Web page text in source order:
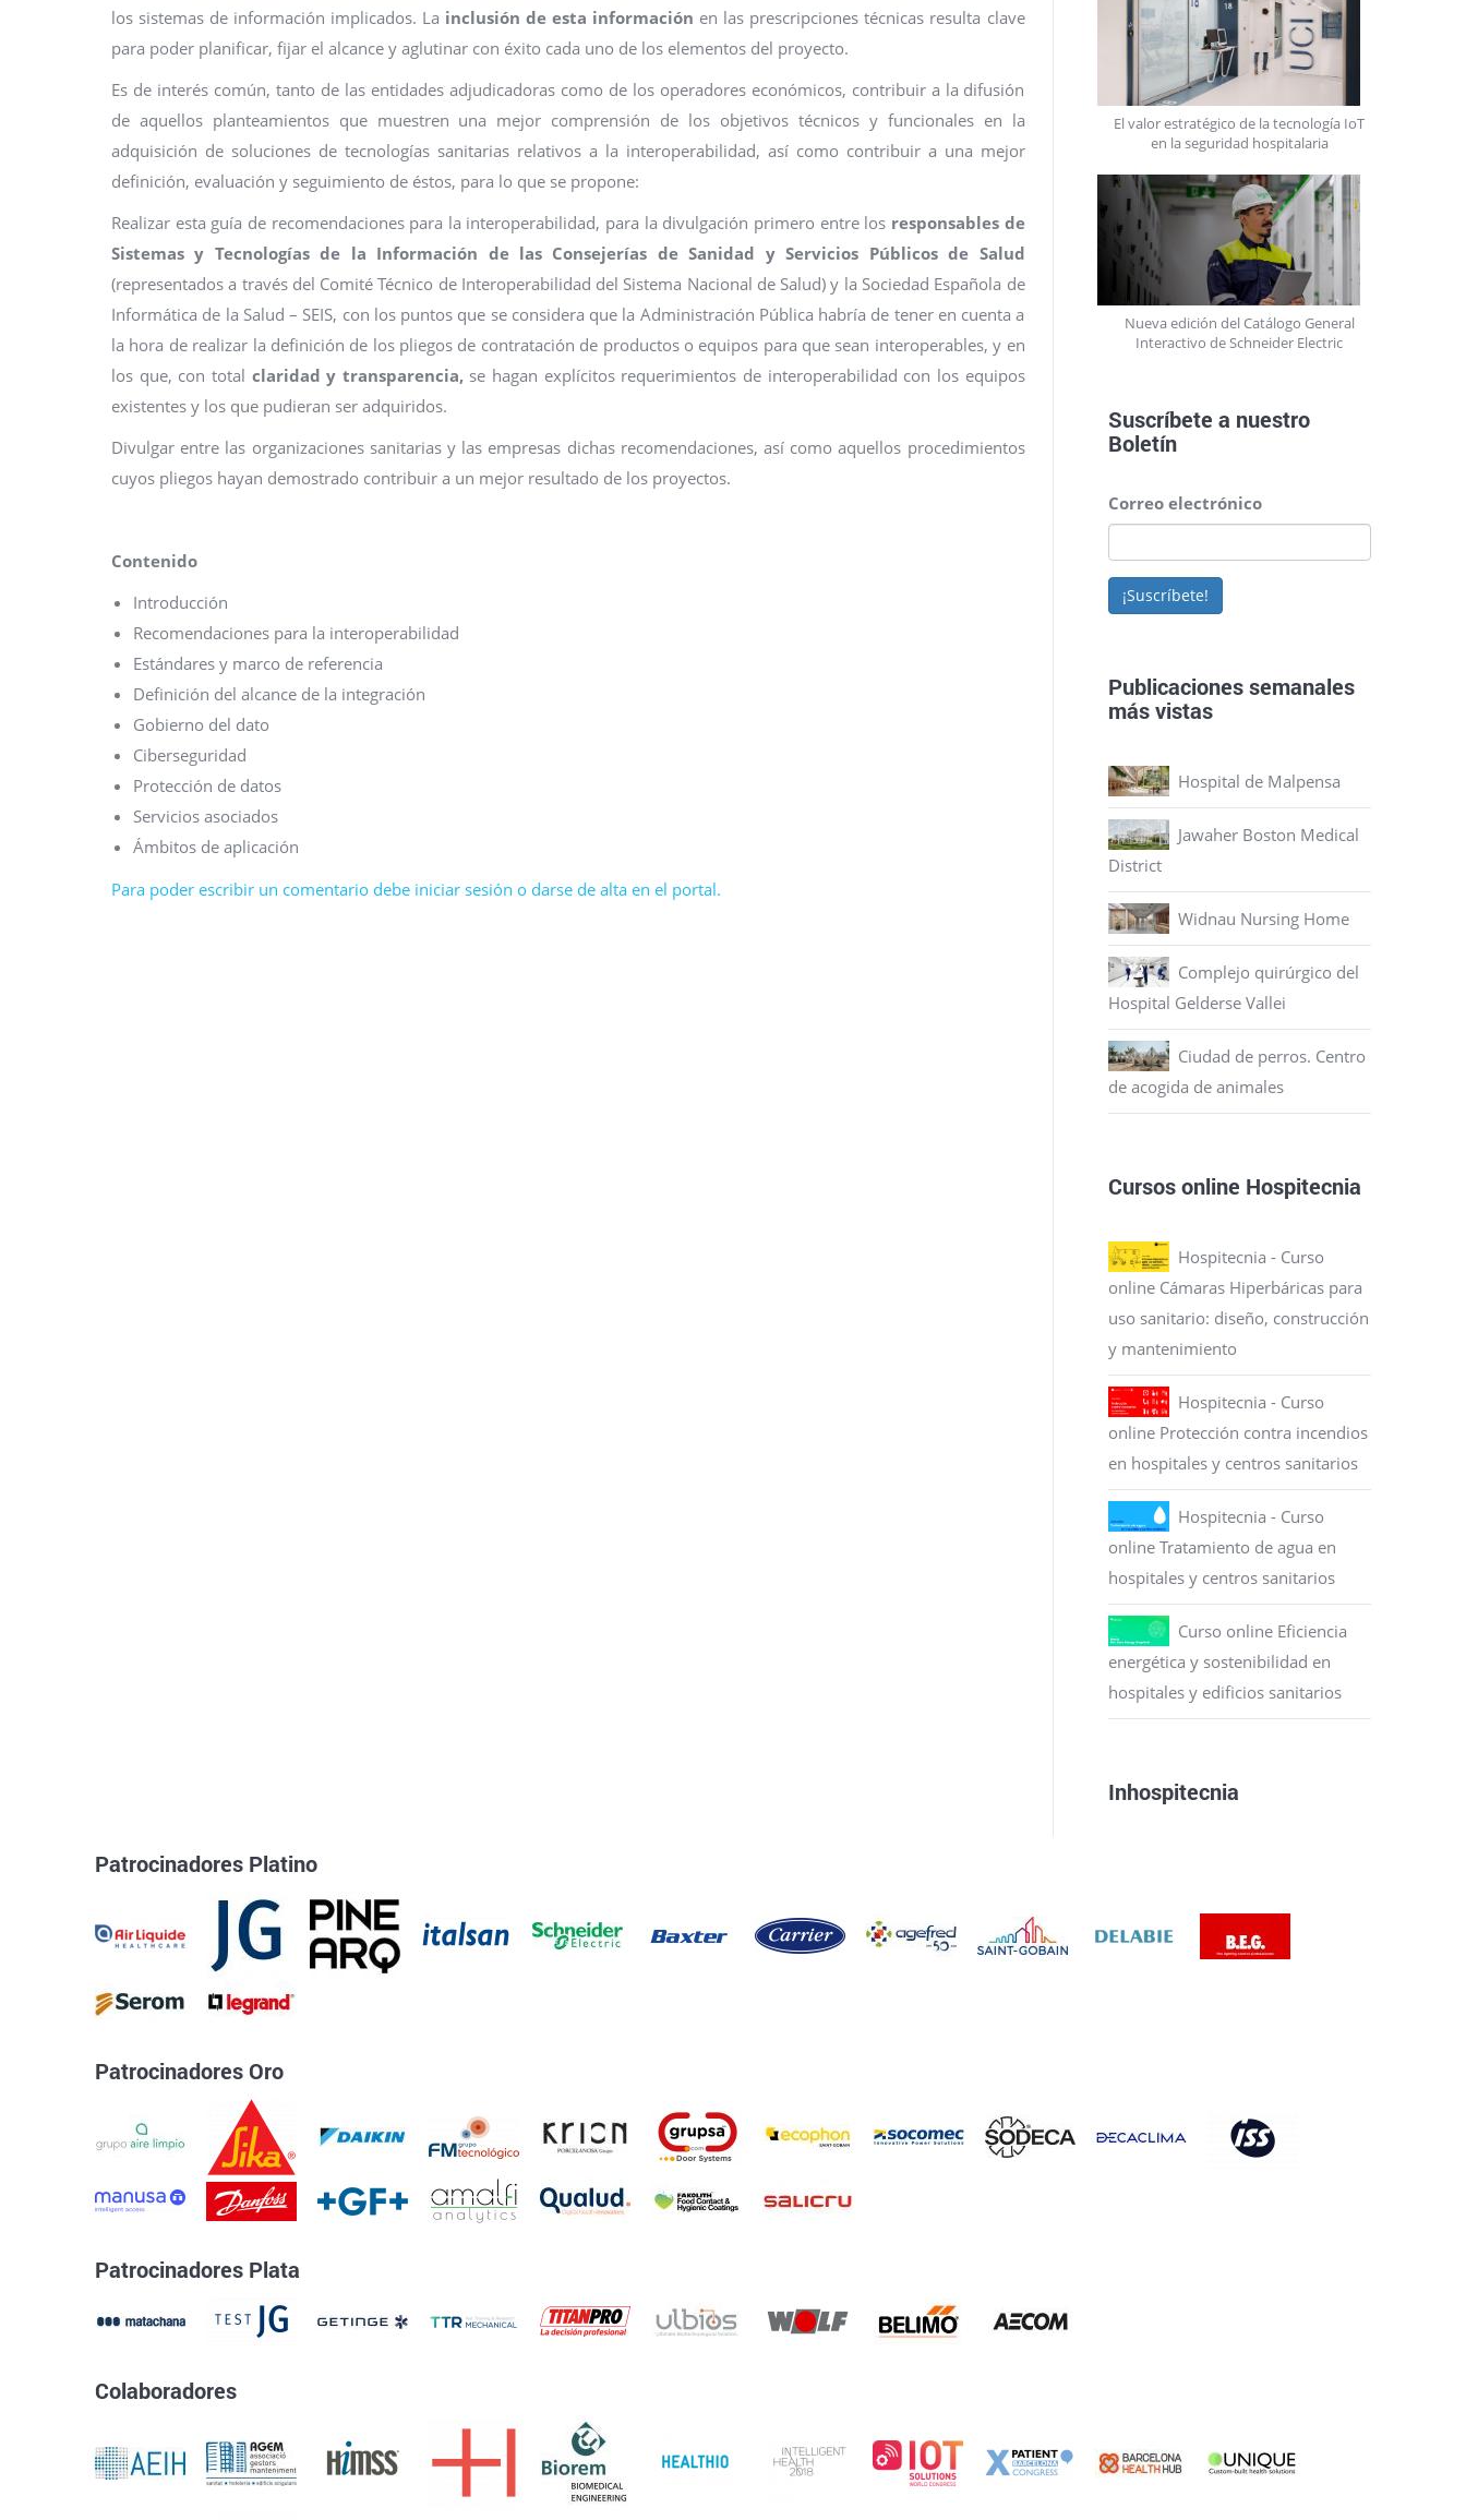
los sistemas de información implicados. La inclusión de esta información en las prescripciones técnicas resulta clave
para poder planificar, fijar el alcance y aglutinar con éxito cada uno de los elementos del proyecto.
Es de interés común, tanto de las entidades adjudicadoras como de los operadores económicos, contribuir a la difusión
de aquellos planteamientos que muestren una mejor comprensión de los objetivos técnicos y funcionales en la
adquisición de soluciones de tecnologías sanitarias relativos a la interoperabilidad, así como contribuir a una mejor
definición, evaluación y seguimiento de éstos, para lo que se propone:
Realizar esta guía de recomendaciones para la interoperabilidad, para la divulgación primero entre los responsables de
Sistemas y Tecnologías de la Información de las Consejerías de Sanidad y Servicios Públicos de Salud
(representados a través del Comité Técnico de Interoperabilidad del Sistema Nacional de Salud) y la Sociedad Española de
Informática de la Salud – SEIS, con los puntos que se considera que la Administración Pública habría de tener en cuenta a
la hora de realizar la definición de los pliegos de contratación de productos o equipos para que sean interoperables, y en
los que, con total claridad y transparencia,se hagan explícitos requerimientos de interoperabilidad con los equipos
existentes y los que pudieran ser adquiridos.
Divulgar entre las organizaciones sanitarias y las empresas dichas recomendaciones, así como aquellos procedimientos
cuyos pliegos hayan demostrado contribuir a un mejor resultado de los proyectos.
Contenido
Introducción
Recomendaciones para la interoperabilidad
Estándares y marco de referencia
Definición del alcance de la integración
Gobierno del dato
Ciberseguridad
Protección de datos
Servicios asociados
Ámbitos de aplicación
Para poder escribir un comentario debe iniciar sesión o darse de alta en el portal.
El valor estratégico de la tecnología IoT
en la seguridad hospitalaria
Nueva edición del Catálogo General
Interactivo de Schneider Electric
Suscríbete a nuestro
Boletín
Correo electrónico
¡Suscríbete!
Publicaciones semanales
más vistas
Hospital de Malpensa
Jawaher Boston Medical
District
Widnau Nursing Home
Complejo quirúrgico del
Hospital Gelderse Vallei
Ciudad de perros. Centro
de acogida de animales
Cursos online Hospitecnia
Hospitecnia - Curso
online Cámaras Hiperbáricas para
uso sanitario: diseño, construcción
y mantenimiento
Hospitecnia - Curso
online Protección contra incendios
en hospitales y centros sanitarios
Hospitecnia - Curso
online Tratamiento de agua en
hospitales y centros sanitarios
Curso online Eficiencia
energética y sostenibilidad en
hospitales y edificios sanitarios
Inhospitecnia
Patrocinadores Platino
Patrocinadores Oro
Patrocinadores Plata
Colaboradores